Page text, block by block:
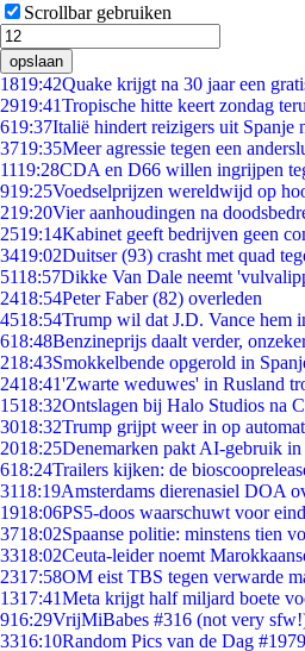
Scrollbar gebruiken
opslaan
1819:42Quake krijgt na 30 jaar een
2919:41Tropische hitte keert zondag
619:37Italië hindert reizigers uit Spanje
3719:35Meer agressie tegen een
1119:28CDA en D66 willen ingrijpen
919:25Voedselprijzen wereldwijd op
219:20Vier aanhoudingen na
2519:14Kabinet geeft bedrijven geen
3419:02Duitser (93) crasht met quad
5118:57Dikke Van Dale neemt
2418:54Peter Faber (82) overleden
4518:54Trump wil dat J.D. Vance hem
618:48Benzineprijs daalt verder,
218:43Smokkelbende opgerold in
2418:41'Zwarte weduwes' in Rusland
1518:32Ontslagen bij Halo Studios na
3018:32Trump grijpt weer in op
2018:25Denemarken pakt AI-gebruik in
618:24Trailers kijken: de
3118:19Amsterdams dierenasiel DOA
1918:06PS5-doos waarschuwt voor
3718:02Spaanse politie: minstens tien
3318:02Ceuta-leider noemt
2317:58OM eist TBS tegen verwarde
1317:41Meta krijgt half miljard boete
916:29VrijMiBabes #316 (not very
3316:10Random Pics van de Dag #1979